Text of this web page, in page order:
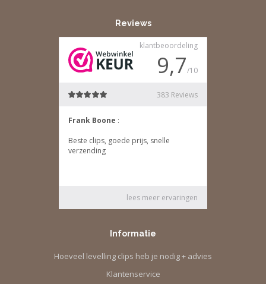
Reviews
Informatie
Hoeveel levelling clips heb je nodig + advies
Klantenservice